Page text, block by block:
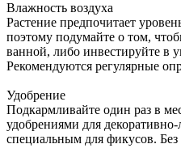
Влажность воздуха
Растение предпочитает
поэтому подумайте о том,
ванной, либо инвестируйте в
Рекомендуются регулярные
Удобрение
Подкармливайте один раз в
удобрениями для
специальным для фикусов.